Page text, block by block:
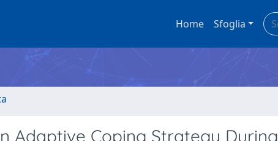
Home Sfoglia
Adaptive Coping Strategy During